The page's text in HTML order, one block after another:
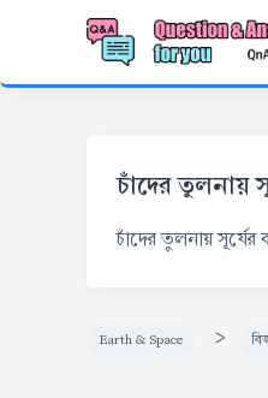
চাঁদের তুলনায়
চাঁদের তুলনায় সূর্যের
Earth & Space >